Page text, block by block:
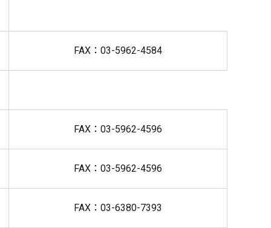
FAX：03-5962-4584
FAX：03-5962-4596
FAX：03-5962-4596
FAX：03-6380-7393